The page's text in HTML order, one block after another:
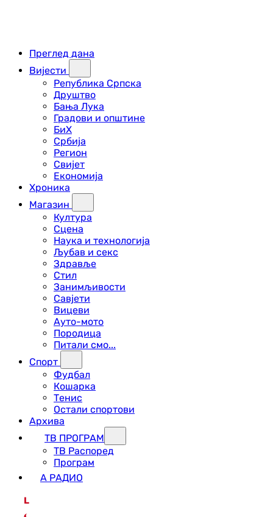
Преглед дана
Вијести
Република Српска
Друштво
Бања Лука
Градови и општине
БиХ
Србија
Регион
Свијет
Економија
Хроника
Магазин
Култура
Сцена
Наука и технологија
Љубав и секс
Здравље
Стил
Занимљивости
Савјети
Вицеви
Ауто-мото
Породица
Питали смо...
Спорт
Фудбал
Кошарка
Тенис
Остали спортови
Архива
ТВ ПРОГРАМ
ТВ Распоред
Програм
А РАДИО
L